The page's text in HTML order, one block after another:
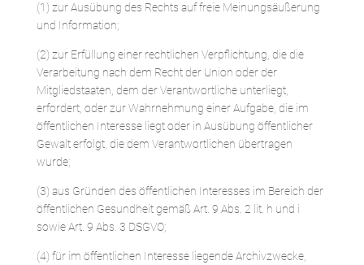
(1) zur Ausübung des Rechts auf freie Meinungsäußerung
und Information;
(2) zur Erfüllung einer rechtlichen Verpflichtung, die die
Verarbeitung nach dem Recht der Union oder der
Mitgliedstaaten, dem der Verantwortliche unterliegt,
erfordert, oder zur Wahrnehmung einer Aufgabe, die im
öffentlichen Interesse liegt oder in Ausübung öffentlicher
Gewalt erfolgt, die dem Verantwortlichen übertragen
wurde;
(3) aus Gründen des öffentlichen Interesses im Bereich der
öffentlichen Gesundheit gemäß Art. 9 Abs. 2 lit. h und i
sowie Art. 9 Abs. 3 DSGVO;
(4) für im öffentlichen Interesse liegende Archivzwecke,